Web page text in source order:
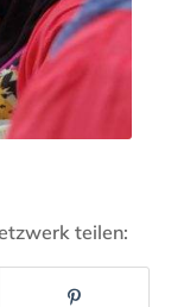
teilen: